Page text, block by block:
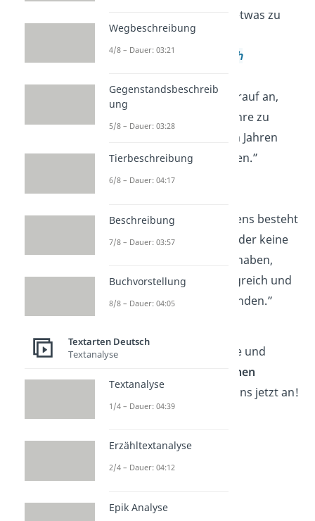
, etwas zu
riskieren?”
—Vincent van Gogh
„Es kommt nicht darauf an,
dem Leben mehr Jahre zu
geben, sondern den Jahren
mehrLeben
zu geben.”
—Alexis Carrel
„DasGlück
des Lebens besteht
nicht darin, wenig oder keine
Schwierigkeiten zu haben,
sondern sie alle siegreich und
glorreich zu überwinden.”
Noch mehr weise Worte und
verschiedenen
Anlässenschauen wir uns jetzt an!
Wegbeschreibung
4/8 – Dauer: 03:21
Gegenstandsbeschreib
ung
5/8 – Dauer: 03:28
Tierbeschreibung
6/8 – Dauer: 04:17
Beschreibung
7/8 – Dauer: 03:57
Buchvorstellung
8/8 – Dauer: 04:05
Textarten Deutsch
Textanalyse
Textanalyse
1/4 – Dauer: 04:39
Erzähltextanalyse
2/4 – Dauer: 04:12
Epik Analyse